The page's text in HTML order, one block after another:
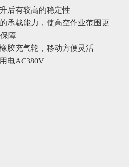
后有较高的稳定性
承载能力，使高空作业范围更
障
胶充气轮，移动方便灵活
电AC380V